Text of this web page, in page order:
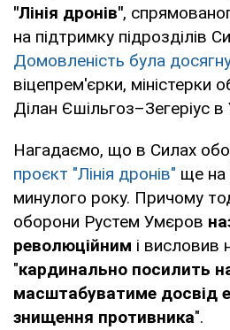
"Лінія дронів",
на підтримку підрозділів
Домовленість була
віцепрем'єрки, міністерки
Ділан Єшільгоз–Зегеріус в
Нагадаємо, що в Силах
проєкт "Лінія дронів" ще на
минулого року. Причому
оборони Рустем Умєров
революційним і висловив
"кардинально посилить
масштабуватиме досвід
знищення противника".